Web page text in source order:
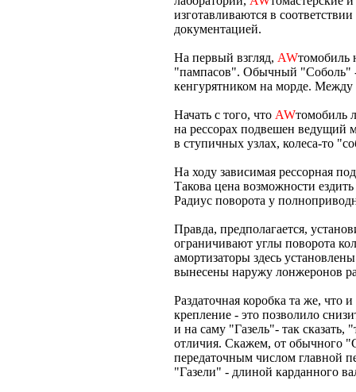
изготавливаются в
документацией.
На первый взгляд, AWтомобиль
"пампасов". Обычный "Соболь" -
кенгурятником на морде.
Начать с того, что AWтомобиль
на рессорах подвешен ведущий
в ступичных узлах, колеса-то
На ходу зависимая рессорная
Такова цена возможности
Радиус поворота у
Правда, предполагается,
ограничивают углы поворота
амортизаторы здесь
вынесены наружу лонжеронов
Раздаточная коробка та же, что
крепление - это позволило
и на саму "Газель"- так
отличия. Скажем, от обычного
передаточным числом главной
"Газели" - длиной карданного